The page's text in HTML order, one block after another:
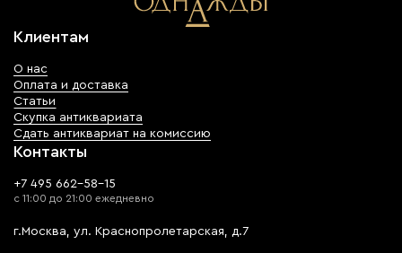
Клиентам
О нас
Оплата и доставка
Статьи
Скупка антиквариата
Сдать антиквариат на комиссию
Контакты
+7 495 662-58-15
с 11:00 до 21:00 ежедневно
г.Москва, ул. Краснопролетарская, д.7